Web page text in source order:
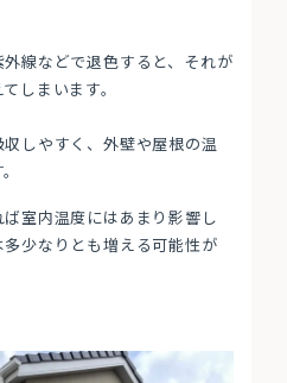
線などで退色すると、それが
しまいます。
しやすく、外壁や屋根の温
室内温度にはあまり影響し
少なりとも増える可能性が